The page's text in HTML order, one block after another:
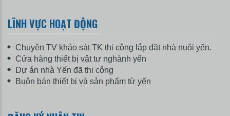
LĨNH VỰC HOẠT ĐỘNG
Chuyên TV khảo sát TK thi công lắp đặt nhà nuôi yến.
Cửa hàng thiết bị vật tư nghành yến
Dự án nhà Yến đã thi công
Buôn bán thiết bị và sản phẩm từ yến